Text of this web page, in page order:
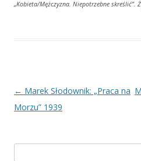
„Kobieta/Mężczyzna. Niepotrzebne skreślić”.
Nawigacja
wpisu
← Marek Słodownik: „Praca na
Morzu” 1939